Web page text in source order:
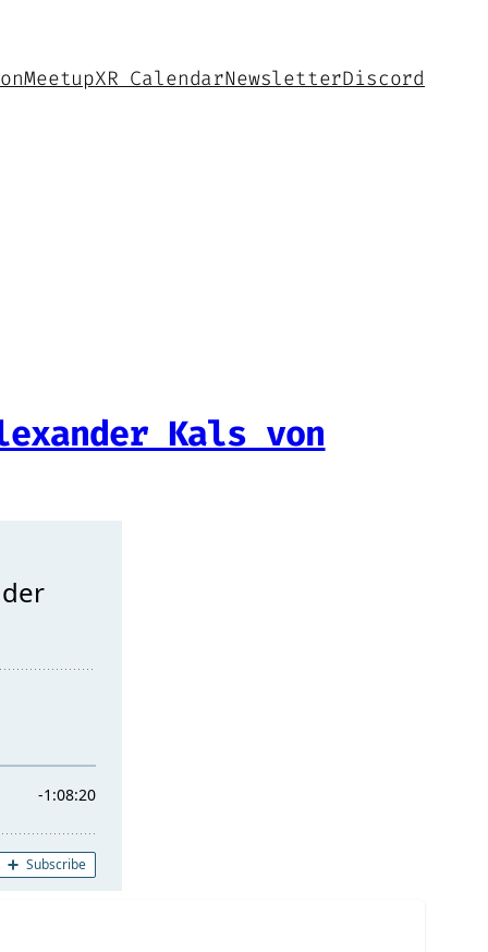
MeetupXR CalendarNewsletterDiscord
Kals von